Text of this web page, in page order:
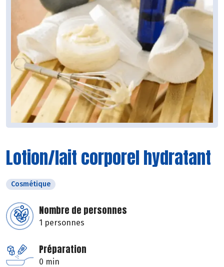
Lotion/lait corporel hydratant
Cosmétique
Nombre de personnes
1 personnes
Préparation
0 min